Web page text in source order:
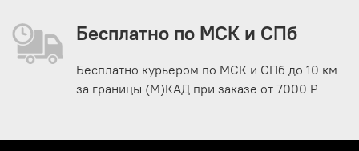
Бесплатно по МСК и СПб
Бесплатно курьером по МСК и СПб до 10 км
за границы (М)КАД при заказе от 7000 Р